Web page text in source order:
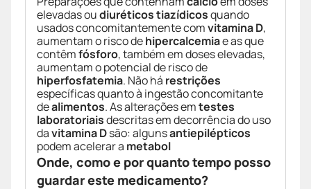
elevadas oudiuréticos tiazídicosquando
usados concomitantemente comvitamina D,
aumentam o risco dehipercalcemiae as que
contêmfósforo, também em doses elevadas,
aumentam o potencial de risco de
hiperfosfatemia. Não há restrições
específicas quanto à ingestão concomitante
dealimentos. As alterações emtestes
laboratoriaisdescritas em decorrência do uso
davitamina Dsão: algunsantiepilépticos
podem acelerar a metabol
Onde, como e por quanto tempo posso
guardar este medicamento?